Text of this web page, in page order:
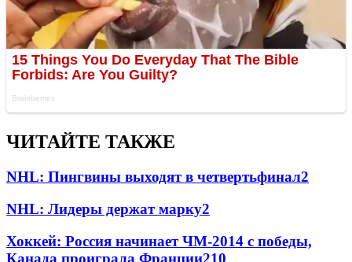
ЧИТАЙТЕ ТАКЖЕ
NHL: Пингвины выходят в четвертьфинал2
NHL: Лидеры держат марку2
Хоккей: Россия начинает ЧМ-2014 с победы,
Канада проиграла Франции210